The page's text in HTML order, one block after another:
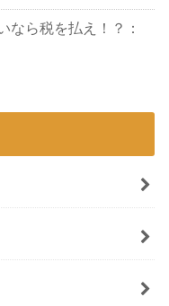
なら税を払え！？：